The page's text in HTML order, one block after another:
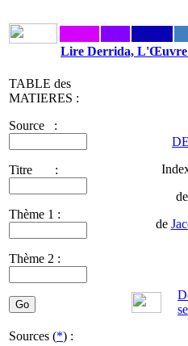
Lire Derrida, L'Œuvre
TABLE des
MATIERES :
Source :
Titre :
Thème 1 :
Thème 2 :
de
Sources (*) :